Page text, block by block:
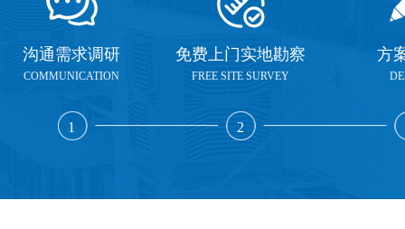
沟通需求调研
COMMUNICATION
1
免费上门实地勘察
FREE SITE SURVEY
2
方